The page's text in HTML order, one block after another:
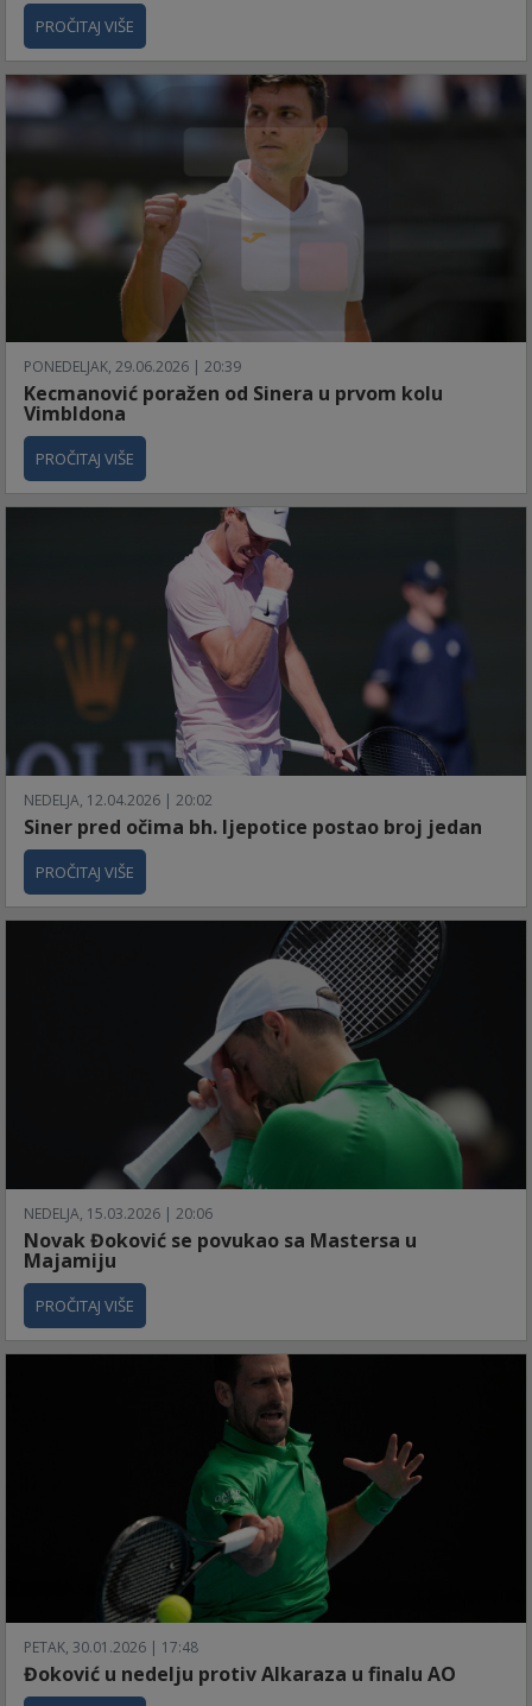
PROČITAJ VIŠE
PONEDELJAK, 29.06.2026 | 20:39
Kecmanović poražen od Sinera u prvom kolu
Vimbldona
PROČITAJ VIŠE
NEDELJA, 12.04.2026 | 20:02
Siner pred očima bh. ljepotice postao broj jedan
PROČITAJ VIŠE
NEDELJA, 15.03.2026 | 20:06
Novak Đoković se povukao sa Mastersa u
Majamiju
PROČITAJ VIŠE
PETAK, 30.01.2026 | 17:48
Đoković u nedelju protiv Alkaraza u finalu AO